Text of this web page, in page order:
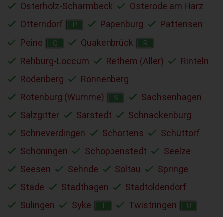
Osterholz-Scharmbeck
Osterode am Harz
Otterndorf
P Papenburg
Pattensen
Peine
Q Quakenbrück R
Rehburg-Loccum Rethem (Aller)
Rinteln
Rodenberg
Ronnenberg
Rotenburg (Wümme)
S
Sachsenhagen
Salzgitter
Sarstedt
Schnackenburg
Schneverdingen
Schortens
Schüttorf
Schöningen
Schöppenstedt
Seelze
Seesen
Sehnde Soltau
Springe
Stade
Stadthagen
Stadtoldendorf
Sulingen
Syke T Twistringen U